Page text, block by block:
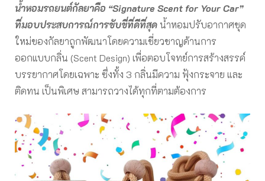
น้ำหอมรถยนต์กัลยาคือ “Signature Scent for Your Car”
ที่มอบประสบการณ์การขับขี่ที่ดีที่สุด น้ำหอมปรับอากาศชุด
ใหม่ของกัลยาถูกพัฒนาโดยความเชี่ยวชาญด้านการ
ออกแบบกลิ่น (Scent Design) เพื่อตอบโจทย์การสร้างสรรค์
บรรยากาศโดยเฉพาะ ซึ่งทั้ง 3 กลิ่นมีความ ฟุ้งกระจาย และ
ติดทน เป็นพิเศษ สามารถวางได้ทุกที่ตามต้องการ